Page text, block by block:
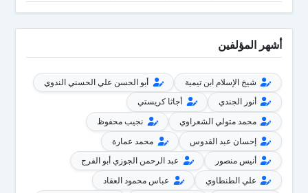
أشهر المؤلفين
شيخ الإسلام ابن تيمية
أبو الحسن علي الحسني الندوي
أنور الجندي
أجاثا كريستي
محمد متولي الشعراوي
نجيب محفوظ
إحسان عبد القدوس
محمد عمارة
أنيس منصور
عبد الرحمن الجوزي أبو الفرج
علي الطنطاوي
عباس محمود العقاد